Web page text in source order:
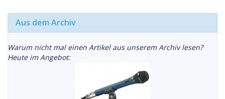
Aus dem Archiv
Warum nicht mal einen Artikel aus unserem Archiv lesen?
Heute im Angebot: